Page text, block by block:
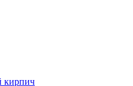
кирпич